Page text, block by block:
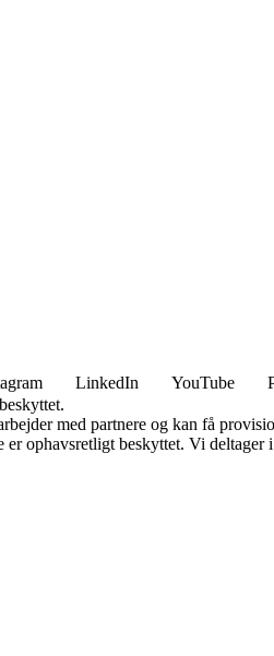
LinkedIn YouTube
med partnere og kan få
er ophavsretligt beskyttet. Vi